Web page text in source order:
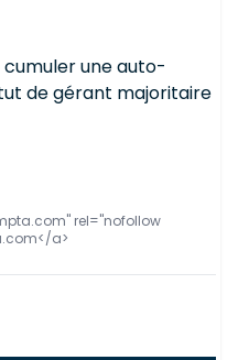
cumuler une auto-
de gérant majoritaire
rel="nofollow
a>